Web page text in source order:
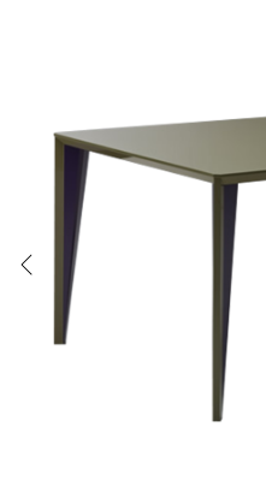
Previous
ヴィンテージソファ
アウトドアソファ
パーソナルチェア
アームチェア
ヴィンテージチェア
アウトドアベンチ
サイドテーブル
コンソールテーブル
ヴィンテージテーブル
ハンガーラック
収納家具
ライトアクセサリー
ヴィンテージライト
ウォールライト
アウトドアライト
ベース/ボウル
クッション
テーブルウェア
ステーショナリー